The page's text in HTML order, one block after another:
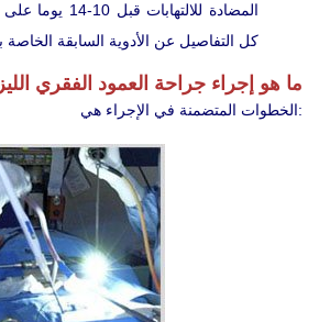
المضادة
كل التفاصيل عن الأدوية السابقة الخاصة
ما هو إجراء جراحة العمود الفقري
الخطوات المتضمنة في الإجراء هي: